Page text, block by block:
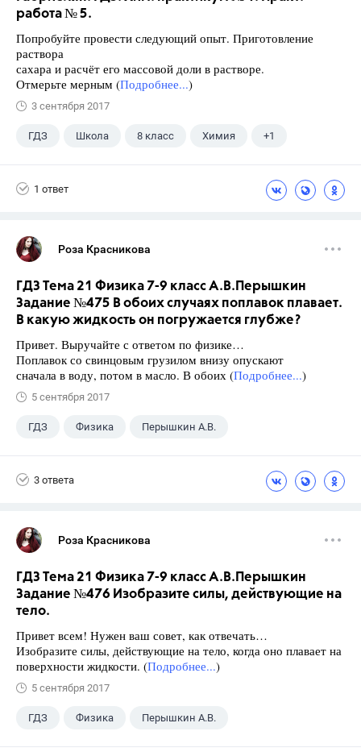
работа № 5.
Попробуйте провести следующий опыт. Приготовление
раствора
сахара и расчёт его массовой доли в растворе.
Отмерьте мерным (Подробнее...)
3 сентября 2017
ГДЗ Школа 8 класс Химия +1
1 ответ
Роза Красникова
ГДЗ Тема 21 Физика 7-9 класс А.В.Перышкин
Задание №475 В обоих случаях поплавок плавает.
В какую жидкость он погружается глубже?
Привет. Выручайте с ответом по физике…
Поплавок со свинцовым грузилом внизу опускают
сначала в воду, потом в масло. В обоих (Подробнее...)
5 сентября 2017
ГДЗ Физика Перышкин А.В.
3 ответа
Роза Красникова
ГДЗ Тема 21 Физика 7-9 класс А.В.Перышкин
Задание №476 Изобразите силы, действующие на
тело.
Привет всем! Нужен ваш совет, как отвечать…
Изобразите силы, действующие на тело, когда оно плавает на
поверхности жидкости. (Подробнее...)
5 сентября 2017
ГДЗ Физика Перышкин А.В.